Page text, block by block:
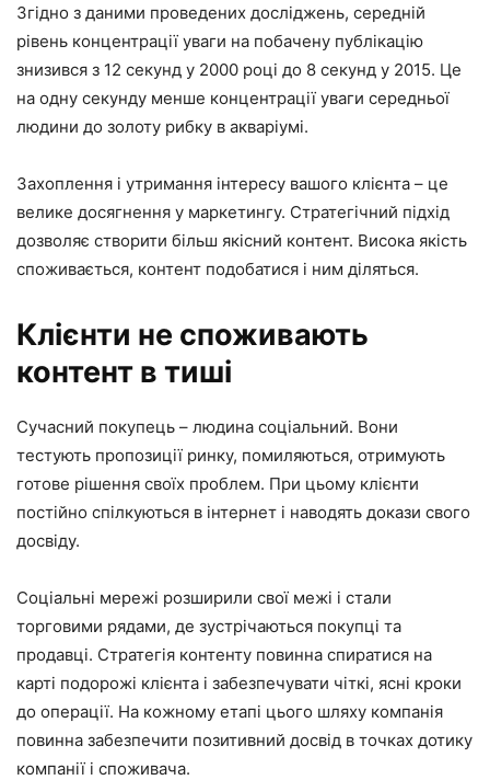
Згідно з даними проведених досліджень, середній
рівень концентрації уваги на побачену публікацію
знизився з 12 секунд у 2000 році до 8 секунд у 2015. Це
на одну секунду менше концентрації уваги середньої
людини до золоту рибку в акваріумі.
Захоплення і утримання інтересу вашого клієнта – це
велике досягнення у маркетингу. Стратегічний підхід
дозволяє створити більш якісний контент. Висока якість
споживається, контент подобатися і ним діляться.
Клієнти не споживають
контент в тиші
Сучасний покупець – людина соціальний. Вони
тестують пропозиції ринку, помиляються, отримують
готове рішення своїх проблем. При цьому клієнти
постійно спілкуються в інтернет і наводять докази свого
досвіду.
Соціальні мережі розширили свої межі і стали
торговими рядами, де зустрічаються покупці та
продавці. Стратегія контенту повинна спиратися на
карті подорожі клієнта і забезпечувати чіткі, ясні кроки
до операції. На кожному етапі цього шляху компанія
повинна забезпечити позитивний досвід в точках дотику
компанії і споживача.